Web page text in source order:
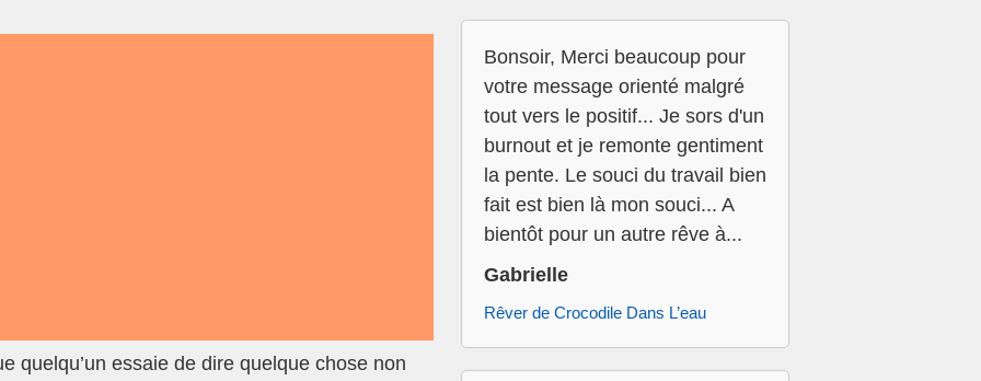
quelqu’un essaie de dire quelque chose non
Bonsoir, Merci beaucoup pour
votre message orienté malgré
tout vers le positif... Je sors d'un
burnout et je remonte gentiment
la pente. Le souci du travail bien
fait est bien là mon souci... A
bientôt pour un autre rêve à...
Gabrielle
Rêver de Crocodile Dans L’eau